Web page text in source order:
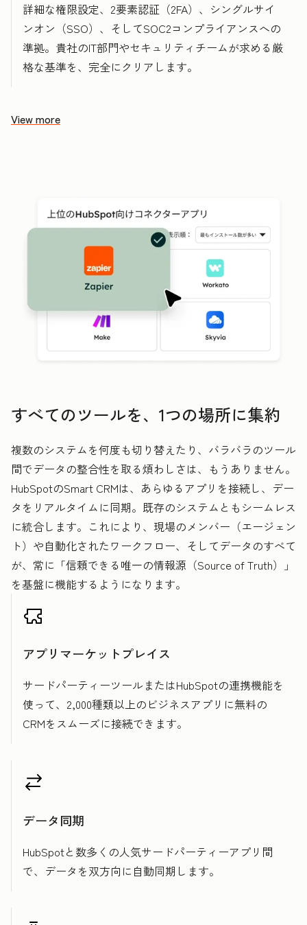
詳細な権限設定、2要素認証（2FA）、シングルサイ
ンオン（SSO）、そしてSOC2コンプライアンスへの
準拠。貴社のIT部門やセキュリティチームが求める厳
格な基準を、完全にクリアします。
View more
すべてのツールを、1つの場所に集約
複数のシステムを何度も切り替えたり、バラバラのツール
間でデータの整合性を取る煩わしさは、もうありません。
HubSpotのSmart CRMは、あらゆるアプリを接続し、デー
タをリアルタイムに同期。既存のシステムともシームレス
に統合します。これにより、現場のメンバー（エージェン
ト）や自動化されたワークフロー、そしてデータのすべて
が、常に「信頼できる唯一の情報源（Source of Truth）」
を基盤に機能するようになります。
アプリマーケットプレイス
サードパーティーツールまたはHubSpotの連携機能を
使って、2,000種類以上のビジネスアプリに無料の
CRMをスムーズに接続できます。
データ同期
HubSpotと数多くの人気サードパーティーアプリ間
で、データを双方向に自動同期します。